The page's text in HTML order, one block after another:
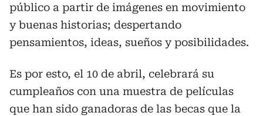
público a partir de imágenes en movimiento
y buenas historias; despertando
pensamientos, ideas, sueños y posibilidades.
Es por esto, el 10 de abril, celebrará su
cumpleaños con una muestra de películas
que han sido ganadoras de las becas que la